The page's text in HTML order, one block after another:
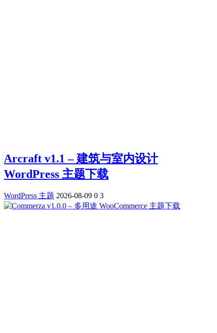
Arcraft v1.1 – 建筑与室内设计
WordPress 主题下载
WordPress 主题 2026-08-09 0 3